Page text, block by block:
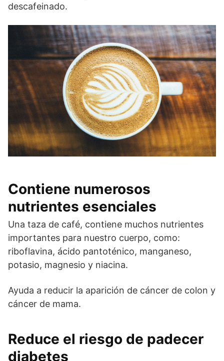
descafeinado.
Contiene numerosos
nutrientes esenciales
Una taza de café, contiene muchos nutrientes
importantes para nuestro cuerpo, como:
riboflavina, ácido pantoténico, manganeso,
potasio, magnesio y niacina.
Ayuda a reducir la aparición de cáncer de colon y
cáncer de mama.
Reduce el riesgo de padecer
diabetes